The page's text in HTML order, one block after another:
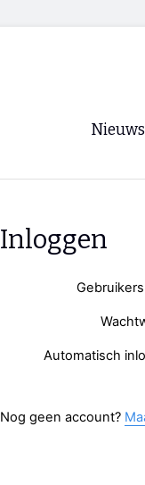
Nieuws
Inloggen
Automatisch
Nog geen account?